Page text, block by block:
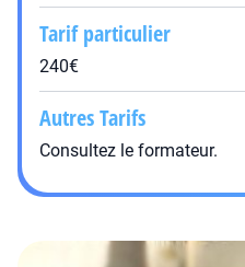
Tarif particulier
240€
Autres Tarifs
Consultez le formateur.